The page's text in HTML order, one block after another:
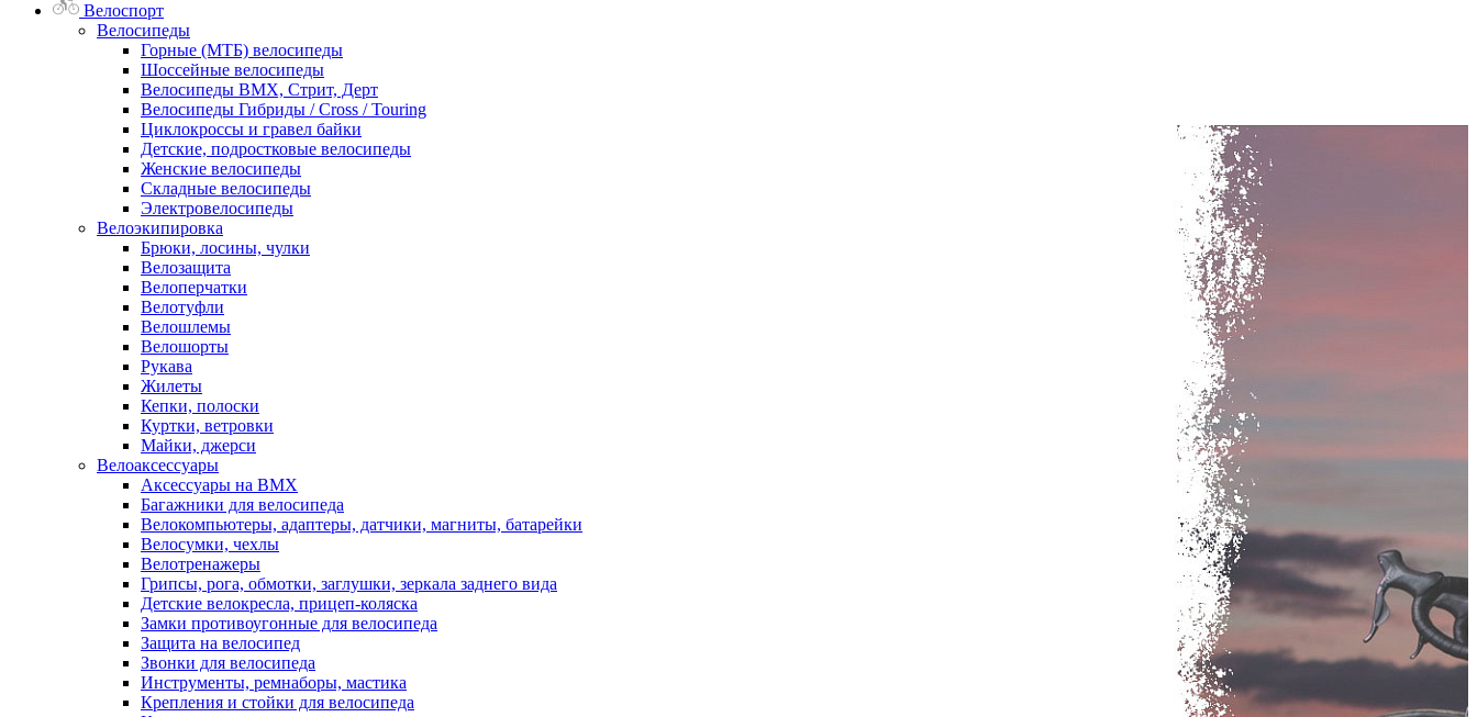
Велоспорт
Велосипеды
Горные (МТБ) велосипеды
Шоссейные велосипеды
Велосипеды BMX, Стрит, Дерт
Велосипеды Гибриды / Cross / Touring
Циклокроссы и гравел байки
Детские, подростковые велосипеды
Женские велосипеды
Складные велосипеды
Электровелосипеды
Велоэкипировка
Брюки, лосины, чулки
Велозащита
Велоперчатки
Велотуфли
Велошлемы
Велошорты
Рукава
Жилеты
Кепки, полоски
Куртки, ветровки
Майки, джерси
Велоаксессуары
Аксессуары на BMX
Багажники для велосипеда
Велокомпьютеры, адаптеры, датчики, магниты, батарейки
Велосумки, чехлы
Велотренажеры
Грипсы, рога, обмотки, заглушки, зеркала заднего вида
Детские велокресла, прицеп-коляска
Замки противоугонные для велосипеда
Защита на велосипед
Звонки для велосипеда
Инструменты, ремнаборы, мастика
Крепления и стойки для велосипеда